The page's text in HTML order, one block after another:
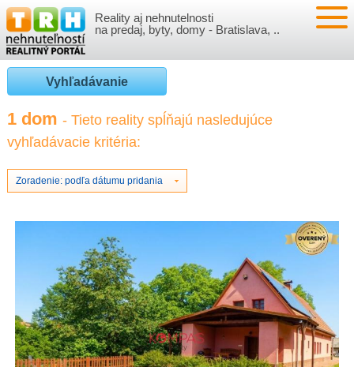
Reality aj nehnutelnosti
na predaj, byty, domy - Bratislava, ..
NEHNUTEĽNOSTI
BYTY
NOVOSTAVBY
NEBYTOVÉ PRIESTORY
VLOŽIŤ NEHNUTEĽNOSTI
PRIHLÁSENIE
REGISTRÁCIA
VÝVOJ CIEN REALÍT
ČLÁNKY O REALITÁCH
BÝVANIE A REALITY
FINANCIE
O NÁS
INFO
REALITNÁ INZERCIA NA TRH.SK
CENNÍK REALITNEJ INZERCIE
Vyhľadávanie
1 dom - Tieto reality spĺňajú nasledujúce
vyhľadávacie kritéria:
Zoradenie: podľa dátumu pridania